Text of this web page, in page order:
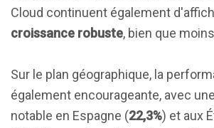
Cloud continuent également
croissance robuste, bien que
Sur le plan géographique, la
également encourageante, avec
notable en Espagne (22,3%) et aux